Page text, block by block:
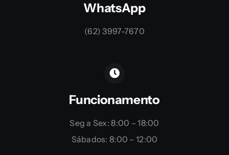
WhatsApp
(62) 3997-7670
Funcionamento
Seg a Sex: 8:00 – 18:00
Sábados: 8:00 – 12:00